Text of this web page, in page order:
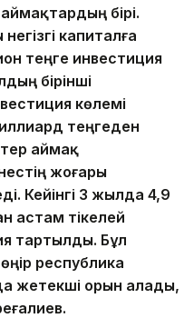
бірі.
капиталға
теңге инвестиция
бірінші
көлемі
теңгеден
аймақ
жоғары
Кейінгі 3 жылда 4,9
астам тікелей
тартылды. Бұл
республика
жетекші орын алады,